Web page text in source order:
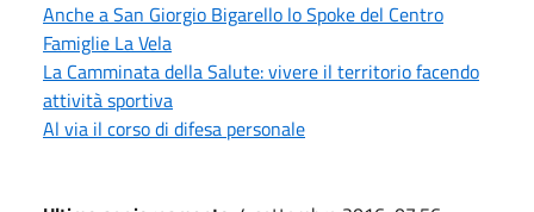
Anche a San Giorgio Bigarello lo Spoke del Centro
Famiglie La Vela
La Camminata della Salute: vivere il territorio facendo
attività sportiva
Al via il corso di difesa personale